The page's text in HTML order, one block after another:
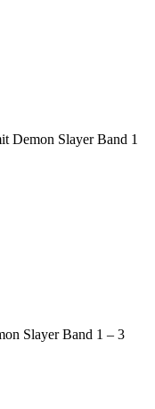
Demon Slayer Band 1
Slayer Band 1 – 3